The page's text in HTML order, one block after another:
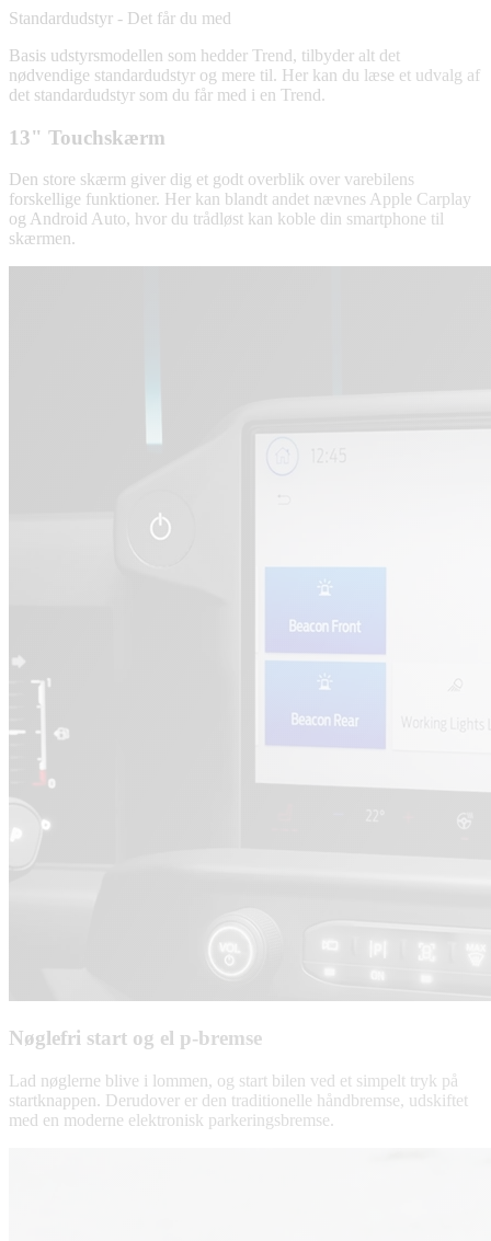
Standardudstyr - Det får du med
Basis udstyrsmodellen som hedder Trend, tilbyder alt det
nødvendige standardudstyr og mere til. Her kan du læse et udvalg af
det standardudstyr som du får med i en Trend.
13" Touchskærm
Den store skærm giver dig et godt overblik over varebilens
forskellige funktioner. Her kan blandt andet nævnes Apple Carplay
og Android Auto, hvor du trådløst kan koble din smartphone til
skærmen.
Nøglefri start og el p-bremse
Lad nøglerne blive i lommen, og start bilen ved et simpelt tryk på
startknappen. Derudover er den traditionelle håndbremse, udskiftet
med en moderne elektronisk parkeringsbremse.